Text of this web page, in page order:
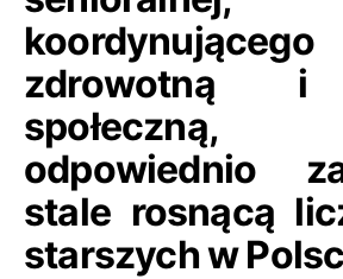
zdrowotną i
społeczną,
odpowiednio
stale rosnącą
starszych w